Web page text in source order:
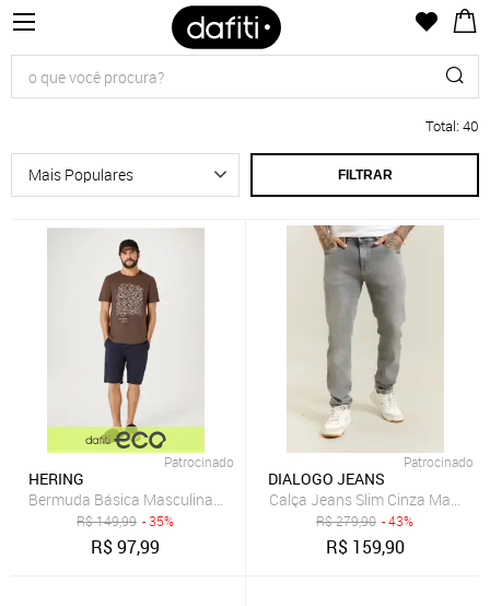
Total: 40
FILTRAR
Patrocinado
HERING
Bermuda Básica Masculina Chino
R$149,99 - 35%
R$97,99
Patrocinado
DIALOGO JEANS
Calça Jeans Slim Cinza
R$279,90 - 43%
R$ 159,90